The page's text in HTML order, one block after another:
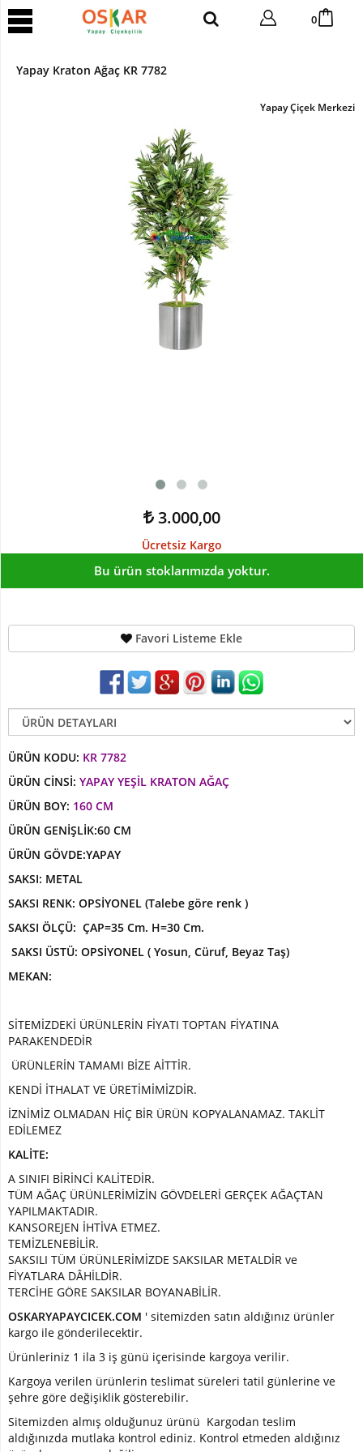
YAPAY
AĞAÇ
Tropik
Yapay
Bitkisi
Yapay
Yapay
Paşakılıcı-
Yapay
Şimşir
Şeflore
-
Schefflera
Ağaç
ÇİÇEK
Çiçekli
Yapay
Buket
Çiçek
Yapay
Çiçek
Yapay
Sarmaşık
YAPRAKLI
ÜRÜNLER
Yapay
Bambu
Yapay
Zeytin
Yapay
Bitki
Dal
ürünler
Yapay
terrerium
0
Yapay Kraton Ağaç KR 7782
Yapay Çiçek Merkezi
3.000,00
Ücretsiz Kargo
Bu ürün stoklarımızda yoktur.
Favori Listeme Ekle
ÜRÜN KODU: KR 7782
ÜRÜN CİNSİ: YAPAY YEŞİL KRATON AĞAÇ
ÜRÜN BOY: 160 CM
ÜRÜN GENİŞLİK:60 CM
ÜRÜN GÖVDE:YAPAY
SAKSI: METAL
SAKSI RENK: OPSİYONEL (Talebe göre renk )
SAKSI ÖLÇÜ: ÇAP=35 Cm. H=30 Cm.
SAKSI ÜSTÜ: OPSİYONEL ( Yosun, Cüruf, Beyaz Taş)
MEKAN:
SİTEMİZDEKİ ÜRÜNLERİN FİYATI TOPTAN FİYATINA
PARAKENDEDİR
ÜRÜNLERİN TAMAMI BİZE AİTTİR.
KENDİ İTHALAT VE ÜRETİMİMİZDİR.
İZNİMİZ OLMADAN HİÇ BİR ÜRÜN KOPYALANAMAZ. TAKLİT
EDİLEMEZ
KALİTE:
A SINIFI BİRİNCİ KALİTEDİR.
TÜM AĞAÇ ÜRÜNLERİMİZİN GÖVDELERİ GERÇEK AĞAÇTAN
YAPILMAKTADIR.
KANSOREJEN İHTİVA ETMEZ.
TEMİZLENEBİLİR.
SAKSILI TÜM ÜRÜNLERİMİZDE SAKSILAR METALDİR ve
FİYATLARA DÂHİLDİR.
TERCİHE GÖRE SAKSILAR BOYANABİLİR.
OSKARYAPAYCICEK.COM ' sitemizden satın aldığınız ürünler
kargo ile gönderilecektir.
Ürünleriniz 1 ila 3 iş günü içerisinde kargoya verilir.
Kargoya verilen ürünlerin teslimat süreleri tatil günlerine ve
şehre göre değişiklik gösterebilir.
Sitemizden almış olduğunuz ürünü Kargodan teslim
aldığınızda mutlaka kontrol ediniz. Kontrol etmeden aldığınız